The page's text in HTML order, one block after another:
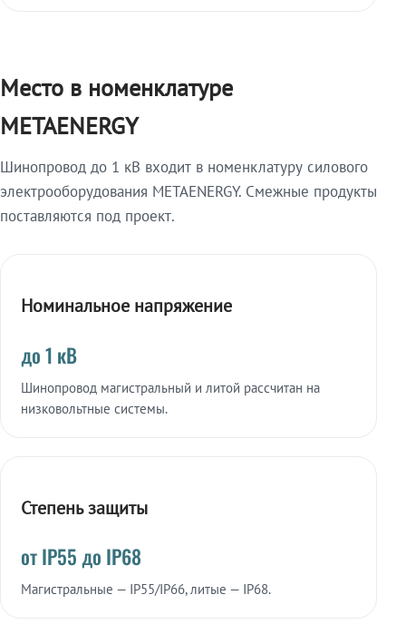
Место в номенклатуре
METAENERGY
Шинопровод до 1 кВ входит в номенклатуру силового
электрооборудования METAENERGY. Смежные продукты
поставляются под проект.
Номинальное напряжение
до 1 кВ
Шинопровод магистральный и литой рассчитан на
низковольтные системы.
Степень защиты
от IP55 до IP68
Магистральные — IP55/IP66, литые — IP68.